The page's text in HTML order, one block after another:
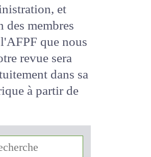
de notre
et
des membres
que nous
revue sera
dans
!